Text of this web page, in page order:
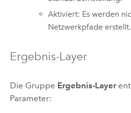
Aktiviert: Es werden
Netzwerkpfade erstellt.
Ergebnis-Layer
Die Gruppe Ergebnis-Layer
Parameter: